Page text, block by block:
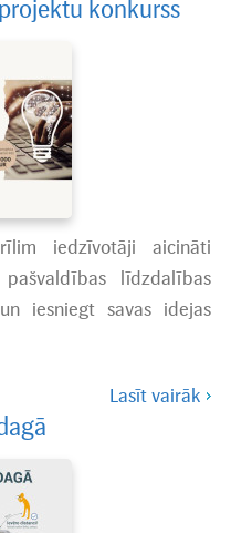
konkurss
iedzīvotāji aicināti
līdzdalības
iesniegt savas idejas
Lasīt vairāk